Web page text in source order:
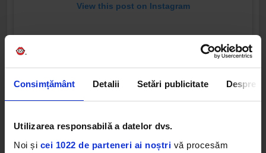
Consimțământ Detalii Setări publicitate Despre
Utilizarea responsabilă a datelor dvs.
Noi și cei 1022 de parteneri ai noștri vă procesăm
View this post on Instagram
A post shared by badgalriri (@badgalriri)